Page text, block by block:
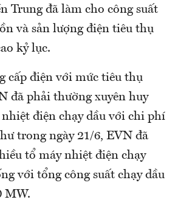
Trung đã làm cho công suất
và sản lượng điện tiêu thụ
kỷ lục.
cấp điện với mức tiêu thụ
đã phải thường xuyên huy
nhiệt điện chạy dầu với chi phí
trong ngày 21/6, EVN đã
tổ máy nhiệt điện chạy
với tổng công suất chạy dầu
MW.